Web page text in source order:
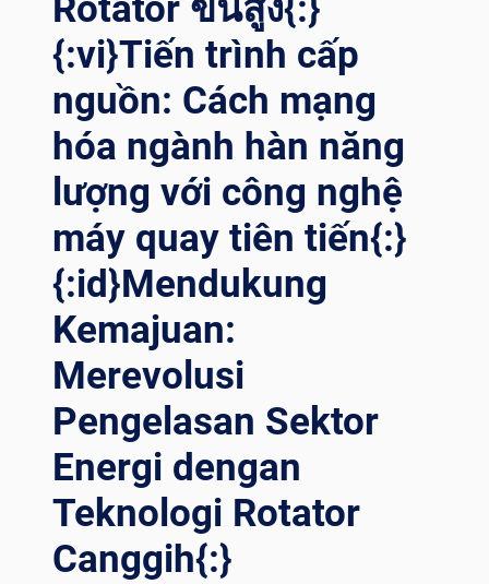
NG NG
HỆ MÁ
Y HÀ
N QU
AY{:}{:
ID}MEREVOLUSI PE
NGELASAN ME
NARA AN
GIN: KE
MAJUAN TE
KNOLOGI RO
TATOR PE
NGELASAN{:}
Rotator ขั้นสูง{:}
{:vi}Tiến trình cấp
nguồn: Cách mạng
hóa ngành hàn năng
lượng với công nghệ
máy quay tiên tiến{:}
{:id}Mendukung
Kemajuan:
Merevolusi
Pengelasan Sektor
Energi dengan
Teknologi Rotator
Canggih{:}